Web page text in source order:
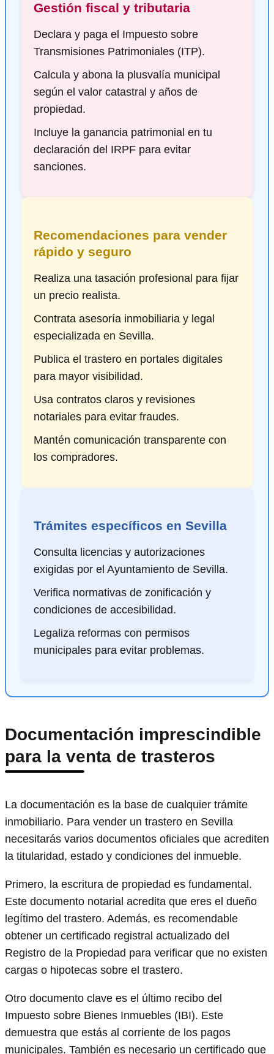
Gestión fiscal y tributaria
Declara y paga el Impuesto sobre
Transmisiones Patrimoniales (ITP).
Calcula y abona la plusvalía municipal
según el valor catastral y años de
propiedad.
Incluye la ganancia patrimonial en tu
declaración del IRPF para evitar
sanciones.
Recomendaciones para vender
rápido y seguro
Realiza una tasación profesional para fijar
un precio realista.
Contrata asesoría inmobiliaria y legal
especializada en Sevilla.
Publica el trastero en portales digitales
para mayor visibilidad.
Usa contratos claros y revisiones
notariales para evitar fraudes.
Mantén comunicación transparente con
los compradores.
Trámites específicos en Sevilla
Consulta licencias y autorizaciones
exigidas por el Ayuntamiento de Sevilla.
Verifica normativas de zonificación y
condiciones de accesibilidad.
Legaliza reformas con permisos
municipales para evitar problemas.
Documentación imprescindible
para la venta de trasteros
La documentación es la base de cualquier trámite
inmobiliario. Para vender un trastero en Sevilla
necesitarás varios documentos oficiales que acrediten
la titularidad, estado y condiciones del inmueble.
Primero, la escritura de propiedad es fundamental.
Este documento notarial acredita que eres el dueño
legítimo del trastero. Además, es recomendable
obtener un certificado registral actualizado del
Registro de la Propiedad para verificar que no existen
cargas o hipotecas sobre el trastero.
Otro documento clave es el último recibo del
Impuesto sobre Bienes Inmuebles (IBI). Este
demuestra que estás al corriente de los pagos
municipales. También es necesario un certificado que